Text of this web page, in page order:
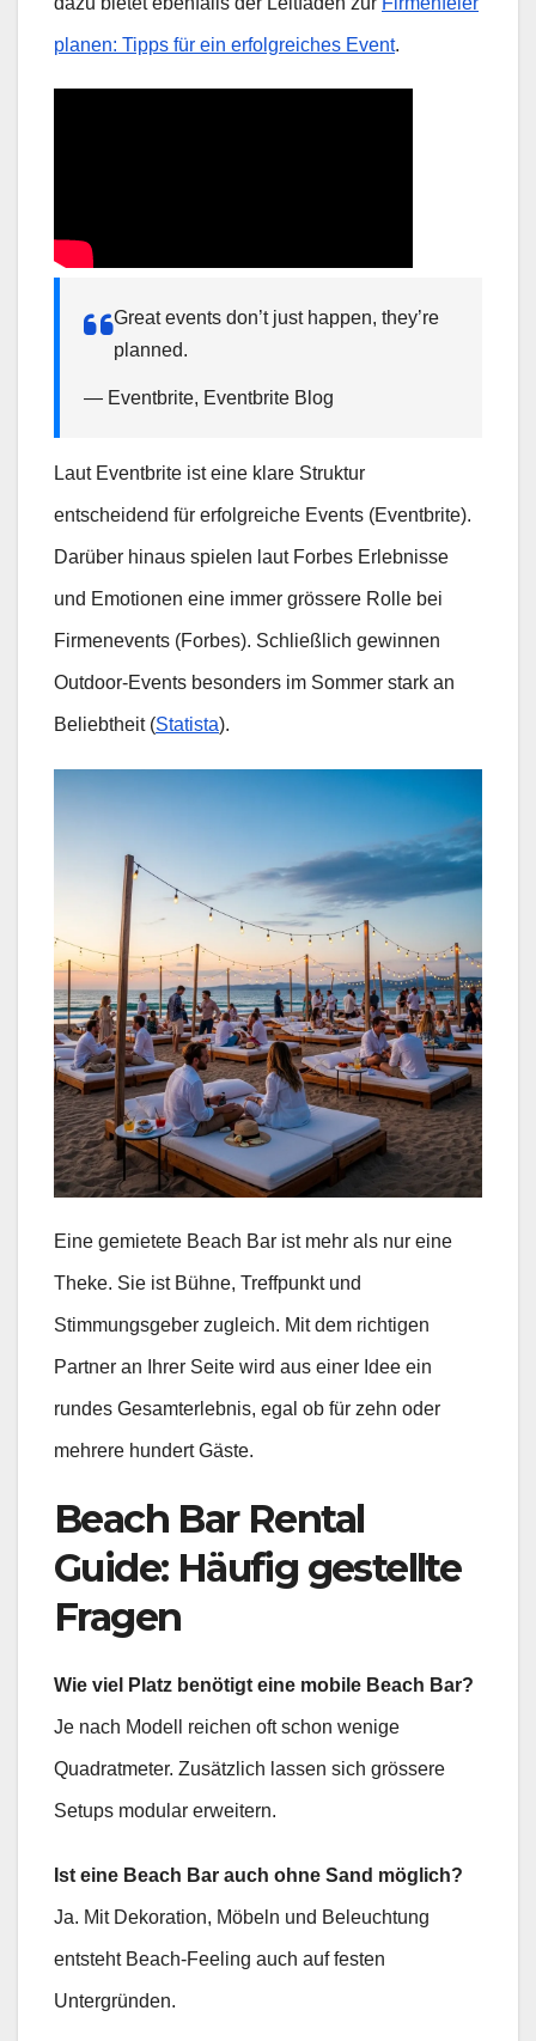
planen: Tipps für ein erfolgreiches Event.
Great events don’t just happen, they’re
planned.
— Eventbrite, Eventbrite Blog
Laut Eventbrite ist eine klare Struktur
entscheidend für erfolgreiche Events (Eventbrite).
Darüber hinaus spielen laut Forbes Erlebnisse
und Emotionen eine immer grössere Rolle bei
Firmenevents (Forbes). Schließlich gewinnen
Outdoor-Events besonders im Sommer stark an
Beliebtheit (Statista).
Eine gemietete Beach Bar ist mehr als nur eine
Theke. Sie ist Bühne, Treffpunkt und
Stimmungsgeber zugleich. Mit dem richtigen
Partner an Ihrer Seite wird aus einer Idee ein
rundes Gesamterlebnis, egal ob für zehn oder
mehrere hundert Gäste.
Beach Bar Rental
Guide: Häufig gestellte
Fragen
Wie viel Platz benötigt eine mobile Beach Bar?
Je nach Modell reichen oft schon wenige
Quadratmeter. Zusätzlich lassen sich grössere
Setups modular erweitern.
Ist eine Beach Bar auch ohne Sand möglich?
Ja. Mit Dekoration, Möbeln und Beleuchtung
entsteht Beach-Feeling auch auf festen
Untergründen.